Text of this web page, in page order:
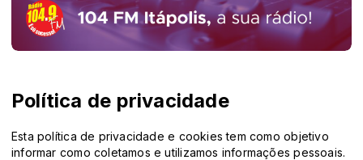
Política de privacidade
Esta política de privacidade e cookies tem como objetivo
informar como coletamos e utilizamos informações pessoais.